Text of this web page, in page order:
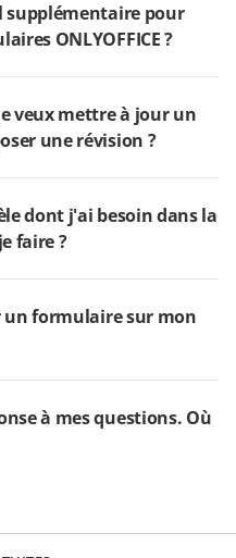
supplémentaire pour
ONLYOFFICE ?
veux mettre à jour un
une révision ?
dont j'ai besoin dans la
faire ?
un formulaire sur mon
à mes questions. Où